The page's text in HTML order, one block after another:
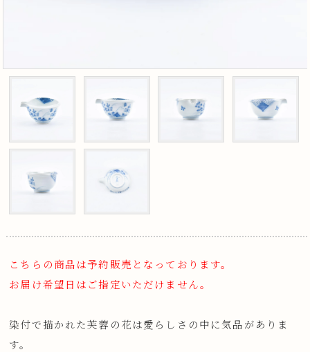
こちらの商品は予約販売となっております。
お届け希望日はご指定いただけません。
染付で描かれた芙蓉の花は愛らしさの中に気品がありま
す。